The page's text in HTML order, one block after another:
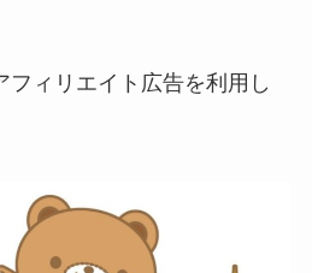
フィリエイト広告を利用し